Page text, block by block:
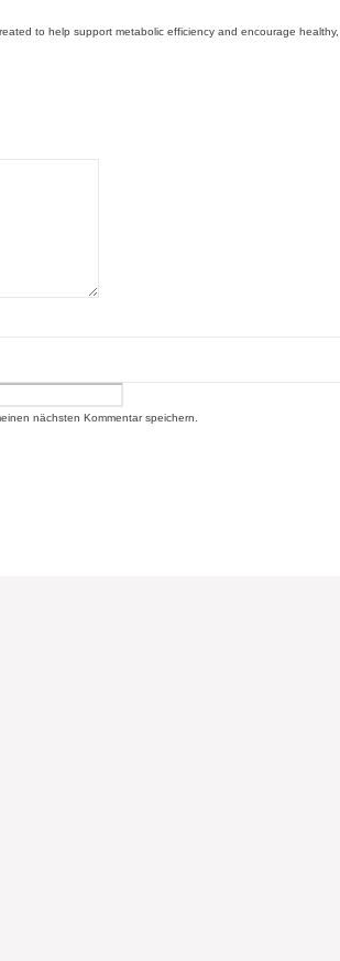
to help support metabolic efficiency and encourage healthy,
nächsten Kommentar speichern.